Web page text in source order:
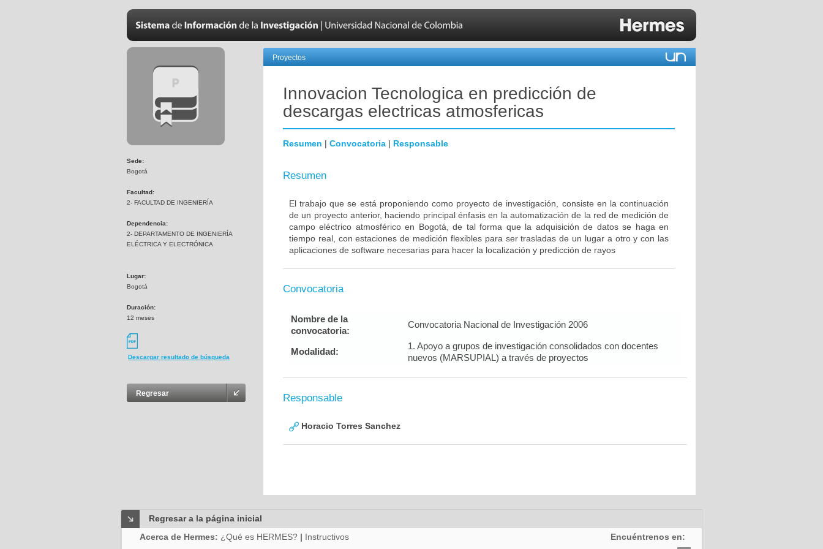
Sede:
Bogotá
Facultad:
2- FACULTAD DE INGENIERÍA
Dependencia:
2- DEPARTAMENTO DE INGENIERÍA
ELÉCTRICA Y ELECTRÓNICA
Lugar:
Bogotá
Duración:
12 meses
Descargar resultado de búsqueda
Regresar
Proyectos
Innovacion Tecnologica en predicción de
descargas electricas atmosfericas
Resumen | Convocatoria | Responsable
Resumen
El trabajo que se está proponiendo como proyecto de investigación, consiste en la continuación
de un proyecto anterior, haciendo principal énfasis en la automatización de la red de medición de
campo eléctrico atmosférico en Bogotá, de tal forma que la adquisición de datos se haga en
tiempo real, con estaciones de medición flexibles para ser trasladas de un lugar a otro y con las
aplicaciones de software necesarias para hacer la localización y predicción de rayos
Convocatoria
Nombre de la
convocatoria:
Convocatoria Nacional de Investigación 2006
Modalidad:
1. Apoyo a grupos de investigación consolidados con docentes
nuevos (MARSUPIAL) a través de proyectos
Responsable
Horacio Torres Sanchez
Regresar a la página inicial
Acerca de Hermes: ¿Qué es HERMES? | Instructivos Encuéntrenos en: